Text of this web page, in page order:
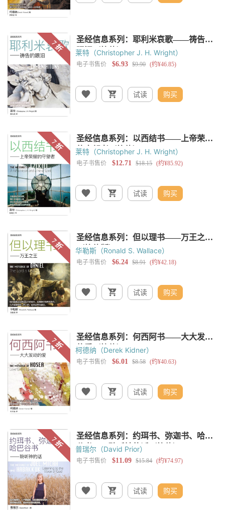
莱特（Christopher J. H. Wright）
试读 购买
莱特（Christopher J. H. Wright）
试读 购买
华勒斯（Ronald S. Wallace）
试读 购买
柯德纳（Derek Kidner）
试读 购买
普瑞尔（David Prior）
试读 购买